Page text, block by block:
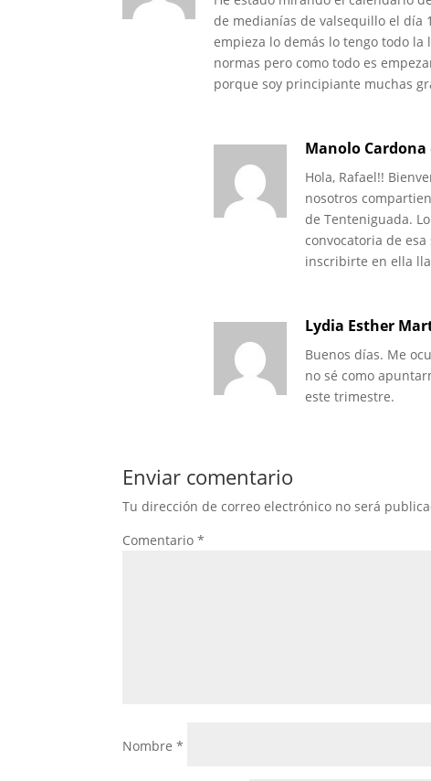
de medianías de valsequillo el día
empieza lo demás lo tengo todo la
normas pero como todo es
porque soy principiante muchas
Manolo Cardona
Hola, Rafael!!
nosotros
de Tenteniguada.
convocatoria de
inscribirte en ella
Lydia Esther
Buenos días. Me
no sé como
este trimestre.
Enviar comentario
Tu dirección de correo electrónico no será
Comentario*
Nombre*